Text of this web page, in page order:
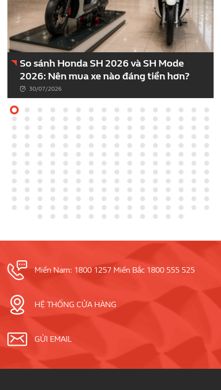
So sánh Honda SH 2026 và SH Mode
2026: Nên mua xe nào đáng tiền hơn?
30/07/2026
Miền Nam: 1800 1257 Miền Bắc 1800 555 525
HỆ THỐNG CỬA HÀNG
GỬI EMAIL